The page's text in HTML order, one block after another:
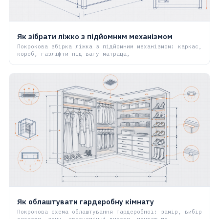
Як зібрати ліжко з підйомним механізмом
Покрокова збірка ліжка з підйомним механізмом: каркас,
короб, газліфти під вагу матраца,
Як облаштувати гардеробну кімнату
Покрокова схема облаштування гардеробної: замір, вибір